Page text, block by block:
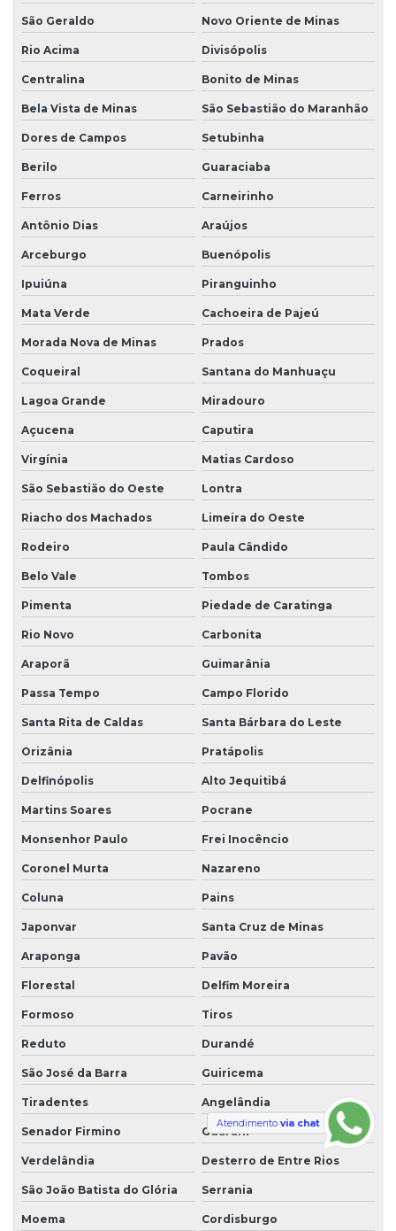
São Geraldo Novo Oriente de Minas
Rio Acima Divisópolis
Centralina Bonito de Minas
Bela Vista de Minas São Sebastião do Maranhão
Dores de Campos Setubinha
Berilo Guaraciaba
Ferros Carneirinho
Antônio Dias Araújos
Arceburgo Buenópolis
Ipuiúna Piranguinho
Mata Verde Cachoeira de Pajeú
Morada Nova de Minas Prados
Coqueiral Santana do Manhuaçu
Lagoa Grande Miradouro
Açucena Caputira
Virgínia Matias Cardoso
São Sebastião do Oeste Lontra
Riacho dos Machados Limeira do Oeste
Rodeiro Paula Cândido
Belo Vale Tombos
Pimenta Piedade de Caratinga
Rio Novo Carbonita
Araporã Guimarânia
Passa Tempo Campo Florido
Santa Rita de Caldas Santa Bárbara do Leste
Orizânia Pratápolis
Delfinópolis Alto Jequitibá
Martins Soares Pocrane
Monsenhor Paulo Frei Inocêncio
Coronel Murta Nazareno
Coluna Pains
Japonvar Santa Cruz de Minas
Araponga Pavão
Florestal Delfim Moreira
Formoso Tiros
Reduto Durandé
São José da Barra Guiricema
Tiradentes Angelândia
Senador Firmino Guarani
Verdelândia Desterro de Entre Rios
São João Batista do Glória Serrania
Moema Cordisburgo
Atendimento via chat